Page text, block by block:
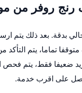
رنج روفر من
بدقة. بعد ذلك
متوقفا تماما، يتم
ضعيفا فقط، يتم